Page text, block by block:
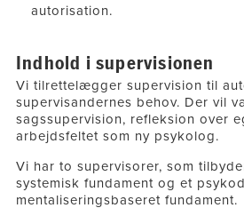
autorisation.
Indhold i supervisionen
Vi tilrettelægger supervision til
supervisandernes behov. Der vil
sagssupervision, refleksion over
arbejdsfeltet som ny psykolog.
Vi har to supervisorer, som
systemisk fundament og et
mentaliseringsbaseret fundament.